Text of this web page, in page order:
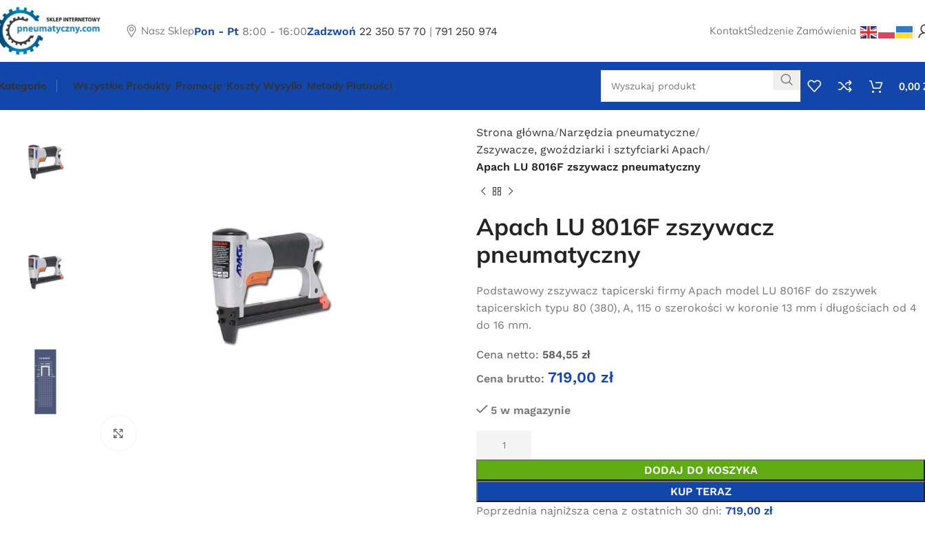
Nasz SklepPon - Pt 8:00 - 16:00Zadzwoń 22 350 57 70 |791 250 974 KontaktŚledzenie Zamówienia
Wszystkie Produkty Promocje Koszty Wysyłki Metody Płatności 0,00
Strona główna Narzędzia pneumatyczne
Zszywacze, gwoździarki i sztyfciarki Apach
Apach LU 8016F zszywacz pneumatyczny
Apach LU 8016F zszywacz
pneumatyczny
Podstawowy zszywacz tapicerski firmy Apach model LU 8016F do zszywek
tapicerskich typu 80 (380), A, 115 o szerokości w koronie 13 mm i długościach od 4
do 16 mm.
Cena netto: 584,55 zł
Cena brutto: 719,00 zł
5 w magazynie
DODAJ DO KOSZYKA
KUP TERAZ
Poprzednia najniższa cena z ostatnich 30 dni: 719,00 zł